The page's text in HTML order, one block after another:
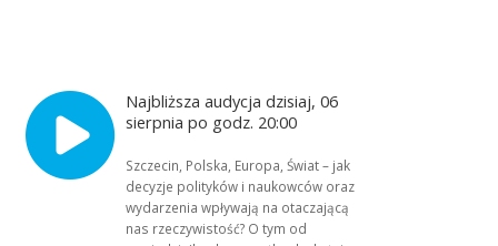
Najbliższa audycja dzisiaj, 06
sierpnia po godz. 20:00
Szczecin, Polska, Europa, Świat – jak
decyzje polityków i naukowców oraz
wydarzenia wpływają na otaczającą
nas rzeczywistość? O tym od